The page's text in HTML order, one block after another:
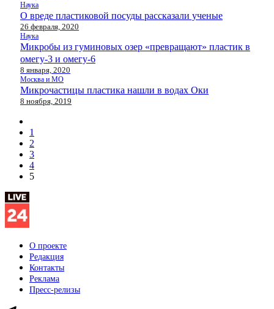
Наука
О вреде пластиковой посуды рассказали ученые
26 февраля, 2020
Наука
Микробы из гуминовых озер «превращают» пластик в
омегу-3 и омегу-6
8 января, 2020
Москва и МО
Микрочастицы пластика нашли в водах Оки
8 ноября, 2019
1
2
3
4
5
О проекте
Редакция
Контакты
Реклама
Пресс-релизы